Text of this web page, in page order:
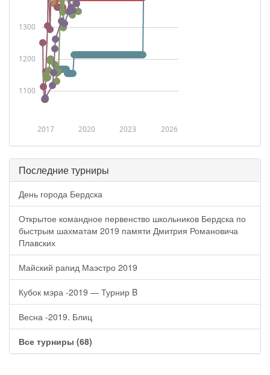
2017 2020 2023 2026
1100
1200
1300
Последние турниры
День города Бердска
Открытое командное первенство школьников Бердска по
быстрым шахматам 2019 памяти Дмитрия Романовича
Плавских
Майский рапид Маэстро 2019
Кубок мэра -2019 — Турнир B
Весна -2019. Блиц
Все турниры (68)